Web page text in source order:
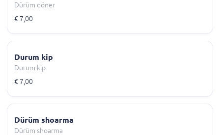
Dürüm döner
€ 7,00
Durum kip
Durum kip
€ 7,00
Dürüm shoarma
Dürüm shoarma